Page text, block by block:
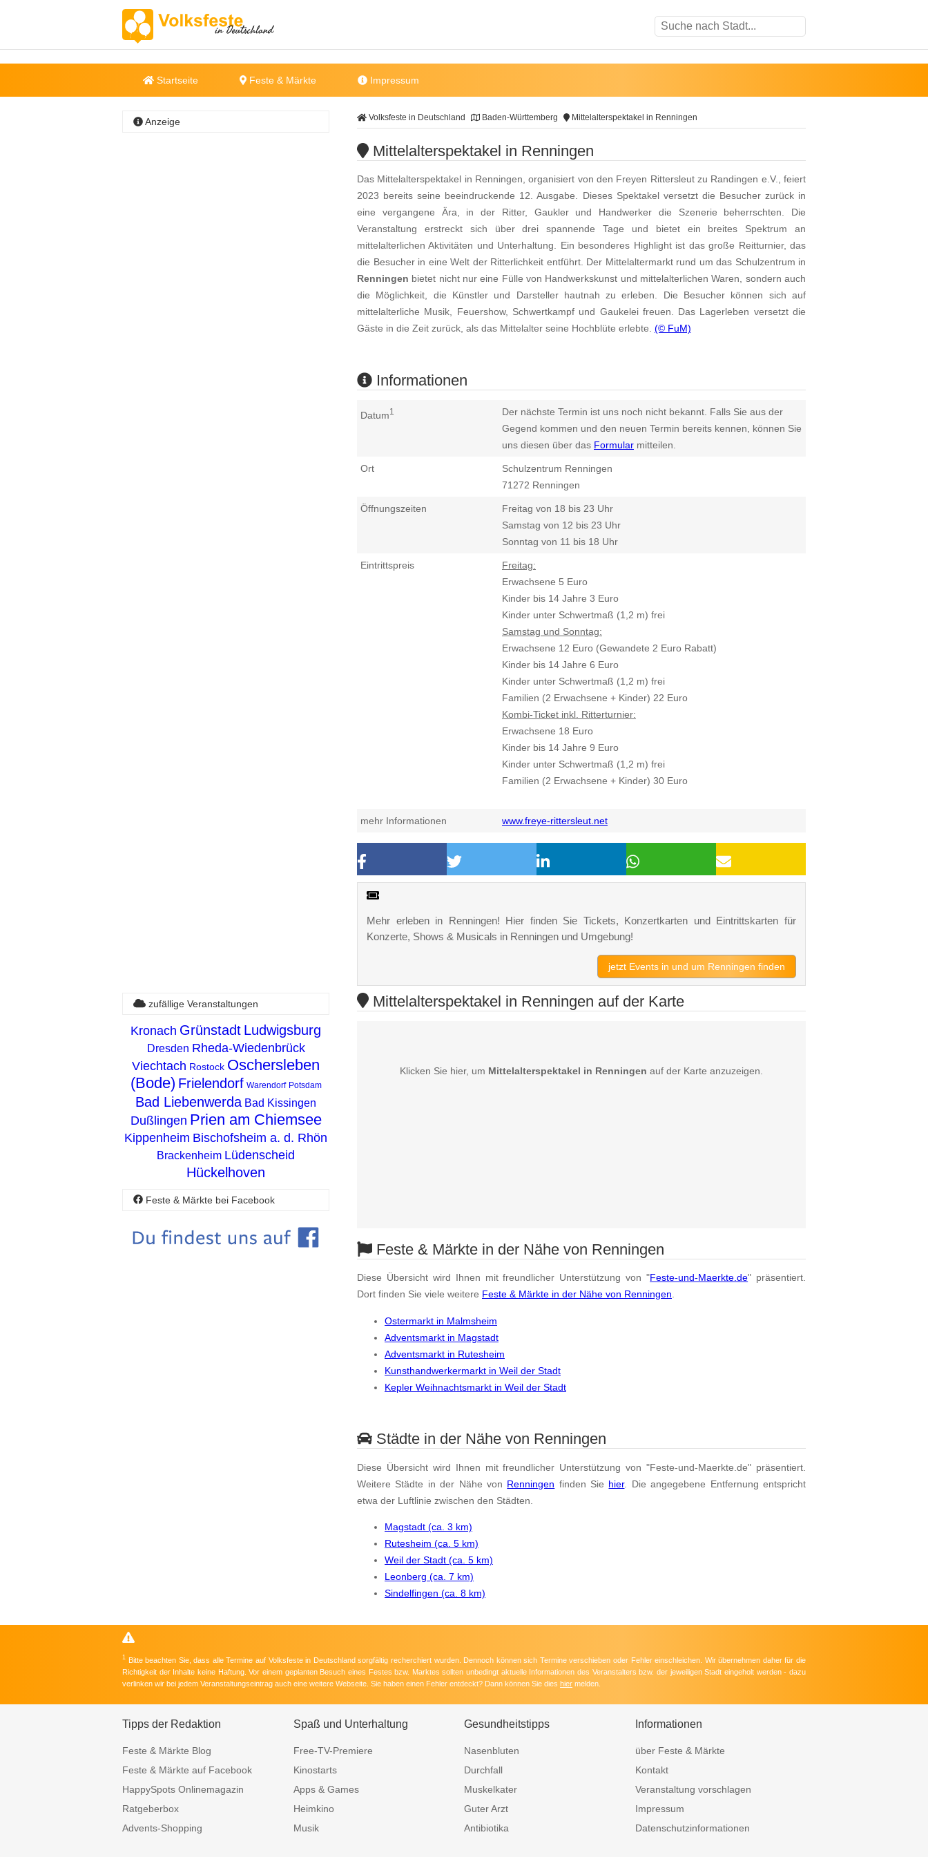
Startseite Feste & Märkte Impressum
Volksfeste in Deutschland Baden-Württemberg Mittelalterspektakel in Renningen
Mittelalterspektakel in Renningen
Das Mittelalterspektakel in Renningen, organisiert von den Freyen Rittersleut zu Randingen e.V., feiert
2023 bereits seine beeindruckende 12. Ausgabe. Dieses Spektakel versetzt die Besucher zurück in
eine vergangene Ära, in der Ritter, Gaukler und Handwerker die Szenerie beherrschten. Die
Veranstaltung erstreckt sich über drei spannende Tage und bietet ein breites Spektrum an
mittelalterlichen Aktivitäten und Unterhaltung. Ein besonderes Highlight ist das große Reitturnier, das
die Besucher in eine Welt der Ritterlichkeit entführt. Der Mittelaltermarkt rund um das Schulzentrum in
Renningen bietet nicht nur eine Fülle von Handwerkskunst und mittelalterlichen Waren, sondern auch
die Möglichkeit, die Künstler und Darsteller hautnah zu erleben. Die Besucher können sich auf
mittelalterliche Musik, Feuershow, Schwertkampf und Gaukelei freuen. Das Lagerleben versetzt die
Gäste in die Zeit zurück, als das Mittelalter seine Hochblüte erlebte. (© FuM)
Informationen
Datum1
Der nächste Termin ist uns noch nicht bekannt. Falls Sie aus der
Gegend kommen und den neuen Termin bereits kennen, können Sie
uns diesen über das Formular mitteilen.
Ort
Schulzentrum Renningen
71272 Renningen
Öffnungszeiten
Freitag von 18 bis 23 Uhr
Samstag von 12 bis 23 Uhr
Sonntag von 11 bis 18 Uhr
Eintrittspreis
Freitag:
Erwachsene 5 Euro
Kinder bis 14 Jahre 3 Euro
Kinder unter Schwertmaß (1,2 m) frei
Samstag und Sonntag:
Erwachsene 12 Euro (Gewandete 2 Euro Rabatt)
Kinder bis 14 Jahre 6 Euro
Kinder unter Schwertmaß (1,2 m) frei
Familien (2 Erwachsene + Kinder) 22 Euro
Kombi-Ticket inkl. Ritterturnier:
Erwachsene 18 Euro
Kinder bis 14 Jahre 9 Euro
Kinder unter Schwertmaß (1,2 m) frei
Familien (2 Erwachsene + Kinder) 30 Euro
mehr Informationen www.freye-rittersleut.net
Mehr erleben in Renningen! Hier finden Sie Tickets, Konzertkarten und Eintrittskarten für
Konzerte, Shows & Musicals in Renningen und Umgebung!
jetzt Events in und um Renningen finden
Anzeige
Mittelalterspektakel in Renningen auf der Karte
Klicken Sie hier, um Mittelalterspektakel in Renningen auf der Karte anzuzeigen.
Feste & Märkte in der Nähe von Renningen
Diese Übersicht wird Ihnen mit freundlicher Unterstützung von "Feste-und-Maerkte.de" präsentiert.
Dort finden Sie viele weitere Feste & Märkte in der Nähe von Renningen.
Ostermarkt in Malmsheim
Adventsmarkt in Magstadt
Adventsmarkt in Rutesheim
Kunsthandwerkermarkt in Weil der Stadt
Kepler Weihnachtsmarkt in Weil der Stadt
Städte in der Nähe von Renningen
Diese Übersicht wird Ihnen mit freundlicher Unterstützung von "Feste-und-Maerkte.de" präsentiert.
Weitere Städte in der Nähe von Renningen finden Sie hier. Die angegebene Entfernung entspricht
etwa der Luftlinie zwischen den Städten.
Magstadt (ca. 3 km)
Rutesheim (ca. 5 km)
Weil der Stadt (ca. 5 km)
Leonberg (ca. 7 km)
Sindelfingen (ca. 8 km)
zufällige Veranstaltungen
Kronach Grünstadt Ludwigsburg
Dresden Rheda-Wiedenbrück
Viechtach Rostock Oschersleben
(Bode) Frielendorf Warendorf Potsdam
Bad Liebenwerda Bad Kissingen
Dußlingen Prien am Chiemsee
Kippenheim Bischofsheim a. d. Rhön
Brackenheim Lüdenscheid
Hückelhoven
Feste & Märkte bei Facebook
1 Bitte beachten Sie, dass alle Termine auf Volksfeste in Deutschland sorgfältig recherchiert wurden. Dennoch können sich Termine verschieben oder Fehler einschleichen. Wir übernehmen daher für die
Richtigkeit der Inhalte keine Haftung. Vor einem geplanten Besuch eines Festes bzw. Marktes sollten unbedingt aktuelle Informationen des Veranstalters bzw. der jeweiligen Stadt eingeholt werden - dazu
verlinken wir bei jedem Veranstaltungseintrag auch eine weitere Webseite. Sie haben einen Fehler entdeckt? Dann können Sie dies hier melden.
Tipps der Redaktion
Feste & Märkte Blog
Feste & Märkte auf Facebook
HappySpots Onlinemagazin
Ratgeberbox
Advents-Shopping
Spaß und Unterhaltung
Free-TV-Premiere
Kinostarts
Apps & Games
Heimkino
Musik
Gesundheitstipps
Nasenbluten
Durchfall
Muskelkater
Guter Arzt
Antibiotika
Informationen
über Feste & Märkte
Kontakt
Veranstaltung vorschlagen
Impressum
Datenschutzinformationen